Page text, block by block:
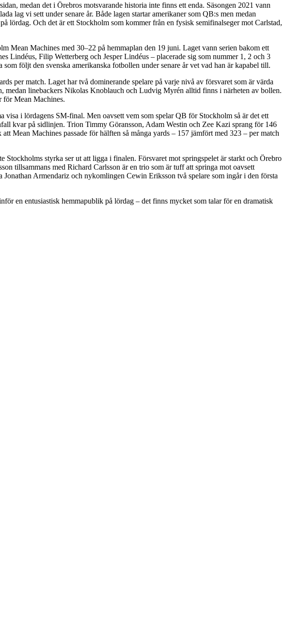
medan det i Örebros motsvarande historia inte finns ett enda. Säsongen 2021 vann
lag vi sett under senare år. Både lagen startar amerikaner som QB:s men medan
lördag. Och det är ett Stockholm som kommer från en fysisk semifinalseger mot Carlstad,
Mean Machines med 30–22 på hemmaplan den 19 juni. Laget vann serien bakom ett
Lindéus, Filip Wetterberg och Jesper Lindéus – placerade sig som nummer 1, 2 och 3
följt den svenska amerikanska fotbollen under senare år vet vad han är kapabel till.
per match. Laget har två dominerande spelare på varje nivå av försvaret som är värda
medan linebackers Nikolas Knoblauch och Ludvig Myrén alltid finns i närheten av bollen.
för Mean Machines.
i lördagens SM-final. Men oavsett vem som spelar QB för Stockholm så är det ett
kvar på sidlinjen. Trion Timmy Göransson, Adam Westin och Zee Kazi sprang för 146
Mean Machines passade för hälften så många yards – 157 jämfört med 323 – per match
styrka ser ut att ligga i finalen. Försvaret mot springspelet är starkt och Örebro
tillsammans med Richard Carlsson är en trio som är tuff att springa mot oavsett
Armendariz och nykomlingen Cewin Eriksson två spelare som ingår i den första
en entusiastisk hemmapublik på lördag – det finns mycket som talar för en dramatisk